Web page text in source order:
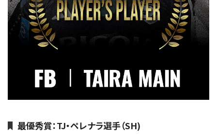
最優秀賞：TJ・ペレナラ選手（SH)